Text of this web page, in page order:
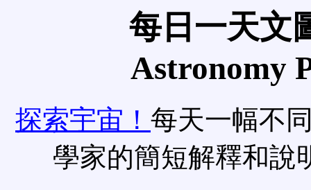
每日一天文
Astronomy
探索宇宙！ 每天一幅不
學家的簡短解釋和說